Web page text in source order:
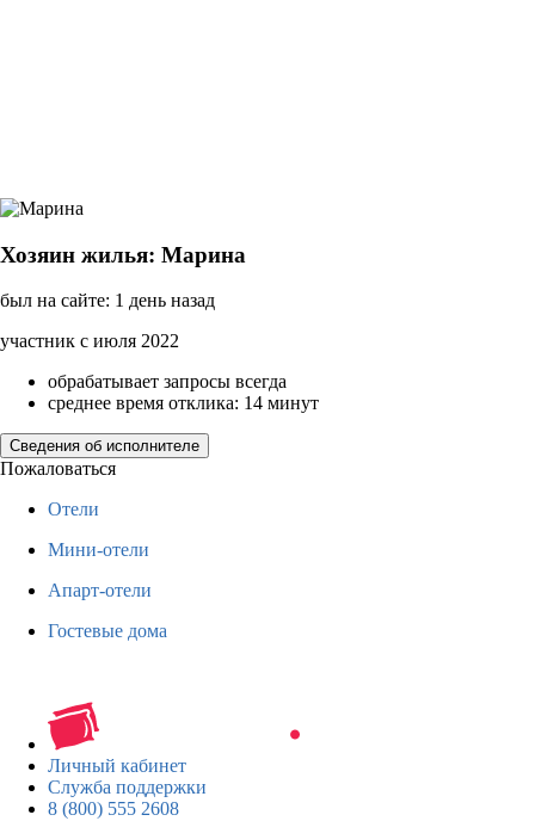
Хозяин жилья: Марина
был на сайте: 1 день назад
участник с июля 2022
обрабатывает запросы всегда
среднее время отклика: 14 минут
Сведения об исполнителе
Пожаловаться
Отели
Мини-отели
Апарт-отели
Гостевые дома
Личный кабинет
Служба поддержки
8 (800) 555 2608